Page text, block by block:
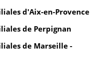
d'Aix-en-Provence
de Perpignan
de Marseille -